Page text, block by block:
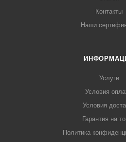
Контакты
Наши
Услуги
Условия
Условия
Гарантия на
Политика